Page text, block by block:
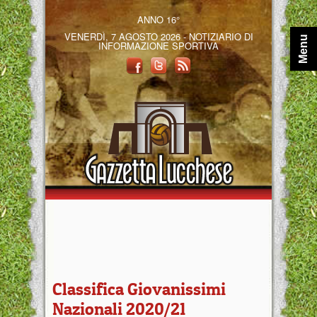
ANNO 16°
VENERDÌ, 7 AGOSTO 2026 - NOTIZIARIO DI
INFORMAZIONE SPORTIVA
Classifica Giovanissimi
Nazionali 2020/21
Menu